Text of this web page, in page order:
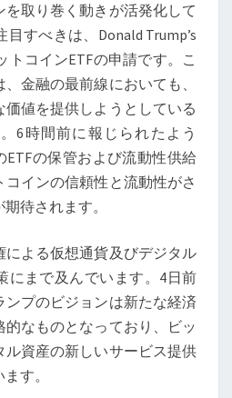
示
す
ビ
ッ
ト
コ
イ
ン
の
来:
金
市
場
に
取り巻く動きが活発化して
すべきは、Donald Trump’s
トコインETFの申請です。こ
金融の最前線においても、
価値を提供しようとしている
6時間前に報じられたよう
ETFの保管および流動性供給
インの信頼性と流動性がさ
待されます。
よる仮想通貨及びデジタル
にまで及んでいます。4日前
プのビジョンは新たな経済
なものとなっており、ビッ
ル資産の新しいサービス提供
す。